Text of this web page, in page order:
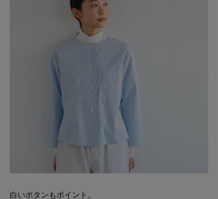
白いボタンもポイント。